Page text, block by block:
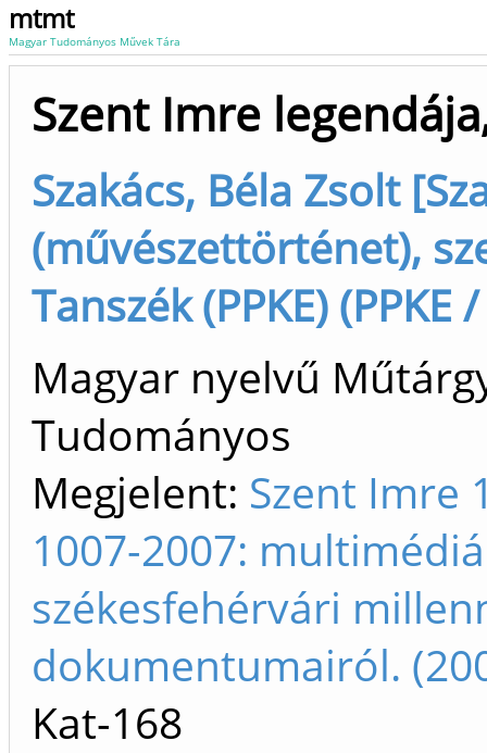
mtmt
Magyar Tudományos Művek Tára
Szent Imre
Szakács, Béla Zsolt
(művészettörténet),
Tanszék (PPKE) (PPKE
Magyar nyelvű
Tudományos
Megjelent: Szent Imre
1007-2007:
székesfehérvári
dokumentumairól.
Kat-168